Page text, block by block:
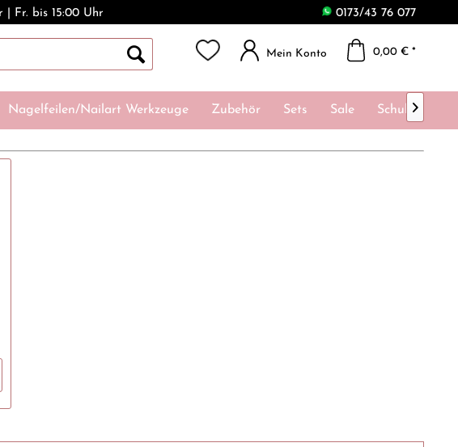
| Fr. bis 15:00 Uhr 0173/43 76 077
Mein Konto 0,00 € *
Nagelfeilen/Nailart Werkzeuge Zubehör Sets Sale Schulungen
